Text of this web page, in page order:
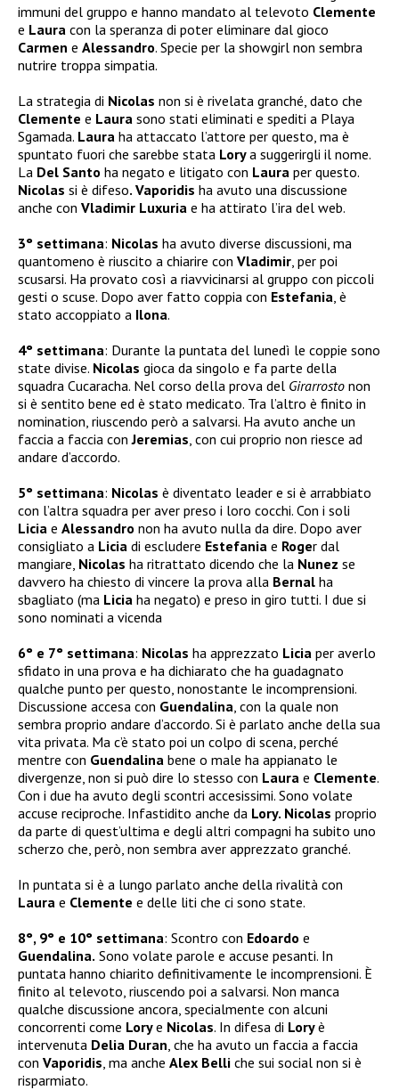
immuni del gruppo e hanno mandato al televoto Clemente
e Laura con la speranza di poter eliminare dal gioco
Carmen e Alessandro. Specie per la showgirl non sembra
nutrire troppa simpatia.
La strategia di Nicolas non si è rivelata granché, dato che
Clemente e Laura sono stati eliminati e spediti a Playa
Sgamada. Laura ha attaccato l’attore per questo, ma è
spuntato fuori che sarebbe stata Lorya suggerirgli il nome.
La Del Santo ha negato e litigato con Laura per questo.
Nicolas si è difeso. Vaporidis ha avuto una discussione
anche con Vladimir Luxuria e ha attirato l’ira del web.
3° settimana: Nicolas ha avuto diverse discussioni, ma
quantomeno è riuscito a chiarire con Vladimir , per poi
scusarsi. Ha provato così a riavvicinarsi al gruppo con piccoli
gesti o scuse. Dopo aver fatto coppia con Estefania , è
stato accoppiato a Ilona.
4° settimana: Durante la puntata del lunedì le coppie sono
state divise. Nicolas gioca da singolo e fa parte della
squadra Cucaracha. Nel corso della prova del Girarrosto non
si è sentito bene ed è stato medicato. Tra l’altro è finito in
nomination, riuscendo però a salvarsi. Ha avuto anche un
faccia a faccia con Jeremias , con cui proprio non riesce ad
andare d’accordo.
5° settimana: Nicolas è diventato leader e si è arrabbiato
con l’altra squadra per aver preso i loro cocchi. Con i soli
Licia e Alessandro non ha avuto nulla da dire. Dopo aver
consigliato a Licia di escludere Estefania e Roger dal
mangiare, Nicolas ha ritrattato dicendo che la Nunez se
davvero ha chiesto di vincere la prova alla Bernal ha
sbagliato (ma Licia ha negato) e preso in giro tutti. I due si
sono nominati a vicenda
6° e 7° settimana: Nicolas ha apprezzato Licia per averlo
sfidato in una prova e ha dichiarato che ha guadagnato
qualche punto per questo, nonostante le incomprensioni.
Discussione accesa con Guendalina , con la quale non
sembra proprio andare d’accordo. Si è parlato anche della sua
vita privata. Ma c’è stato poi un colpo di scena, perché
mentre con Guendalina bene o male ha appianato le
divergenze, non si può dire lo stesso con Laura e Clemente.
Con i due ha avuto degli scontri accesissimi. Sono volate
accuse reciproche. Infastidito anche da Lory. Nicolas proprio
da parte di quest’ultima e degli altri compagni ha subito uno
scherzo che, però, non sembra aver apprezzato granché.
In puntata si è a lungo parlato anche della rivalità con
Laura e Clemente e delle liti che ci sono state.
8°, 9° e 10° settimana: Scontro con Edoardo e
Guendalina. Sono volate parole e accuse pesanti. In
puntata hanno chiarito definitivamente le incomprensioni. È
finito al televoto, riuscendo poi a salvarsi. Non manca
qualche discussione ancora, specialmente con alcuni
concorrenti come Lorye Nicolas. In difesa di Loryè
intervenuta Delia Duran , che ha avuto un faccia a faccia
con Vaporidis , ma anche Alex Belli che sui social non si è
risparmiato.